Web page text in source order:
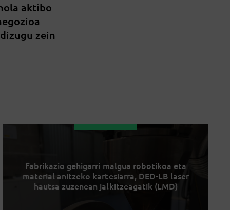
aktibo
zein
Fabrikazio gehigarri malgua robotikoa eta
material anitzeko kartesiarra, DED-LB laser
hautsa zuzenean jalkitzeagatik (LMD)